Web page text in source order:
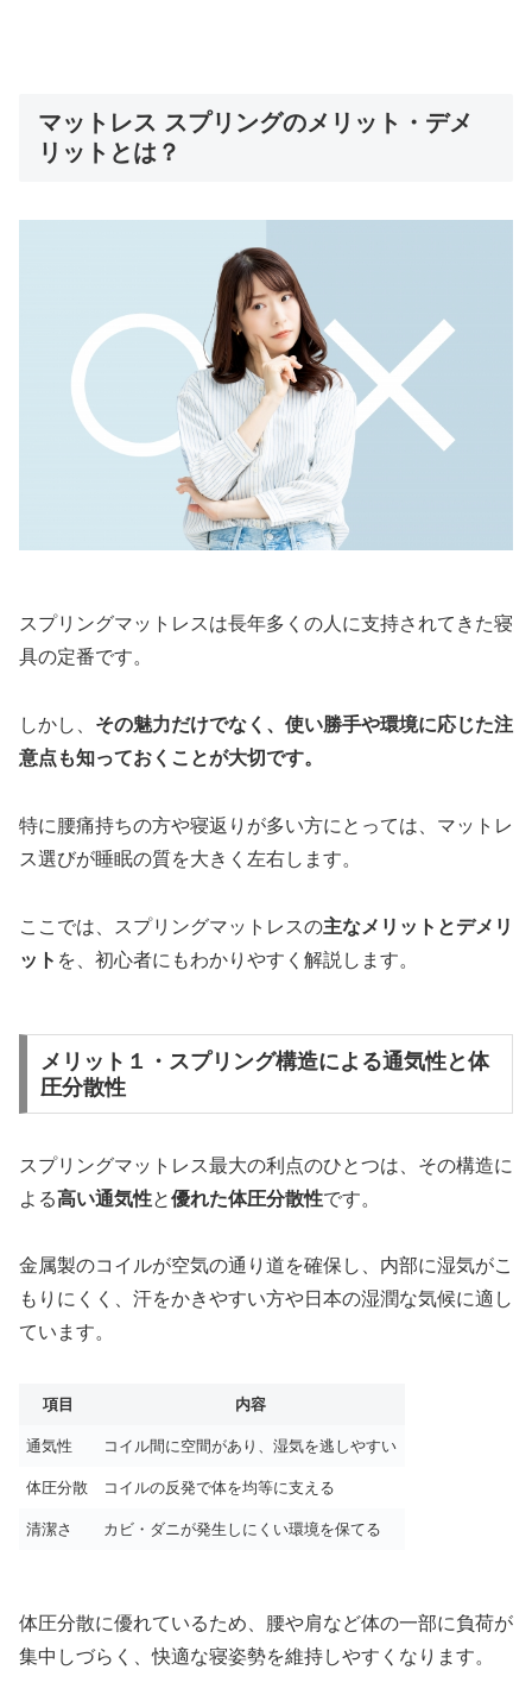
マットレス スプリングのメリット・デメ
リットとは？
スプリングマットレスは長年多くの人に支持されてきた寝
具の定番です。
しかし、 その魅力だけでなく、使い勝手や環境に応じた注
意点も知っておくことが大切です。
特に腰痛持ちの方や寝返りが多い方にとっては、マットレ
ス選びが睡眠の質を大きく左右します。
ここでは、スプリングマットレスの主なメリットとデメリ
ット を、初心者にもわかりやすく解説します。
メリット１・スプリング構造による通気性と体
圧分散性
スプリングマットレス最大の利点のひとつは、その構造に
よる高い通気性と優れた体圧分散性です。
金属製のコイルが空気の通り道を確保し、内部に湿気がこ
もりにくく、汗をかきやすい方や日本の湿潤な気候に適し
ています。
項目 内容
通気性 コイル間に空間があり、湿気を逃しやすい
体圧分散 コイルの反発で体を均等に支える
清潔さ カビ・ダニが発生しにくい環境を保てる
体圧分散に優れているため、腰や肩など体の一部に負荷が
集中しづらく、快適な寝姿勢を維持しやすくなります。